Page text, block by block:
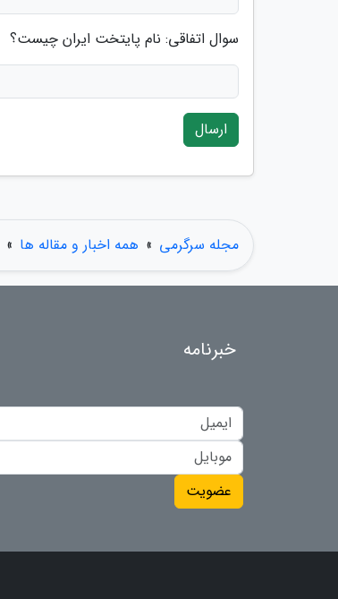
سوال اتفاقی: نام پایتخت ایران چیست؟
ارسال
مجله سرگرمی » همه اخبار و مقاله ها »
خبرنامه
عضویت